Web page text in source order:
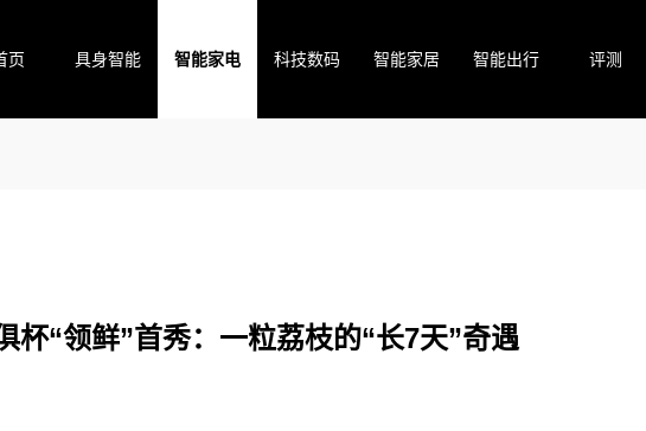
页 具身智能 智能家电 科技数码 智能家居 智能出行 评测
杯“领鲜”首秀：一粒荔枝的“长7天”奇遇